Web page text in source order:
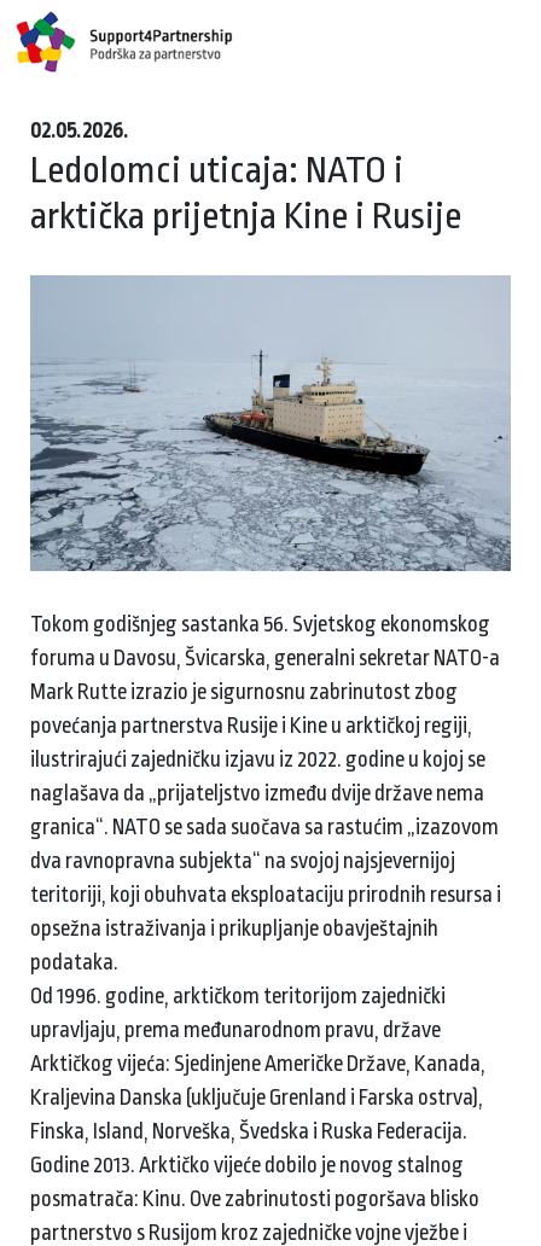
02.05.2026.
Ledolomci uticaja: NATO i
arktička prijetnja Kine i Rusije
Tokom godišnjeg sastanka 56. Svjetskog ekonomskog
foruma u Davosu, Švicarska, generalni sekretar NATO-a
Mark Rutte izrazio je sigurnosnu zabrinutost zbog
povećanja partnerstva Rusije i Kine u arktičkoj regiji,
ilustrirajući zajedničku izjavu iz 2022. godine u kojoj se
naglašava da „prijateljstvo između dvije države nema
granica“. NATO se sada suočava sa rastućim „izazovom
dva ravnopravna subjekta“ na svojoj najsjevernijoj
teritoriji, koji obuhvata eksploataciju prirodnih resursa i
opsežna istraživanja i prikupljanje obavještajnih
podataka.
Od 1996. godine, arktičkom teritorijom zajednički
upravljaju, prema međunarodnom pravu, države
Arktičkog vijeća: Sjedinjene Američke Države, Kanada,
Kraljevina Danska (uključuje Grenland i Farska ostrva),
Finska, Island, Norveška, Švedska i Ruska Federacija.
Godine 2013. Arktičko vijeće dobilo je novog stalnog
posmatrača: Kinu. Ove zabrinutosti pogoršava blisko
partnerstvo s Rusijom kroz zajedničke vojne vježbe i